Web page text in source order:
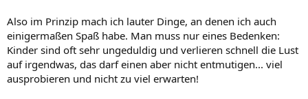
Also im Prinzip mach ich lauter Dinge, an denen ich auch
einigermaßen Spaß habe. Man muss nur eines Bedenken:
Kinder sind oft sehr ungeduldig und verlieren schnell die Lust
auf irgendwas, das darf einen aber nicht entmutigen... viel
ausprobieren und nicht zu viel erwarten!